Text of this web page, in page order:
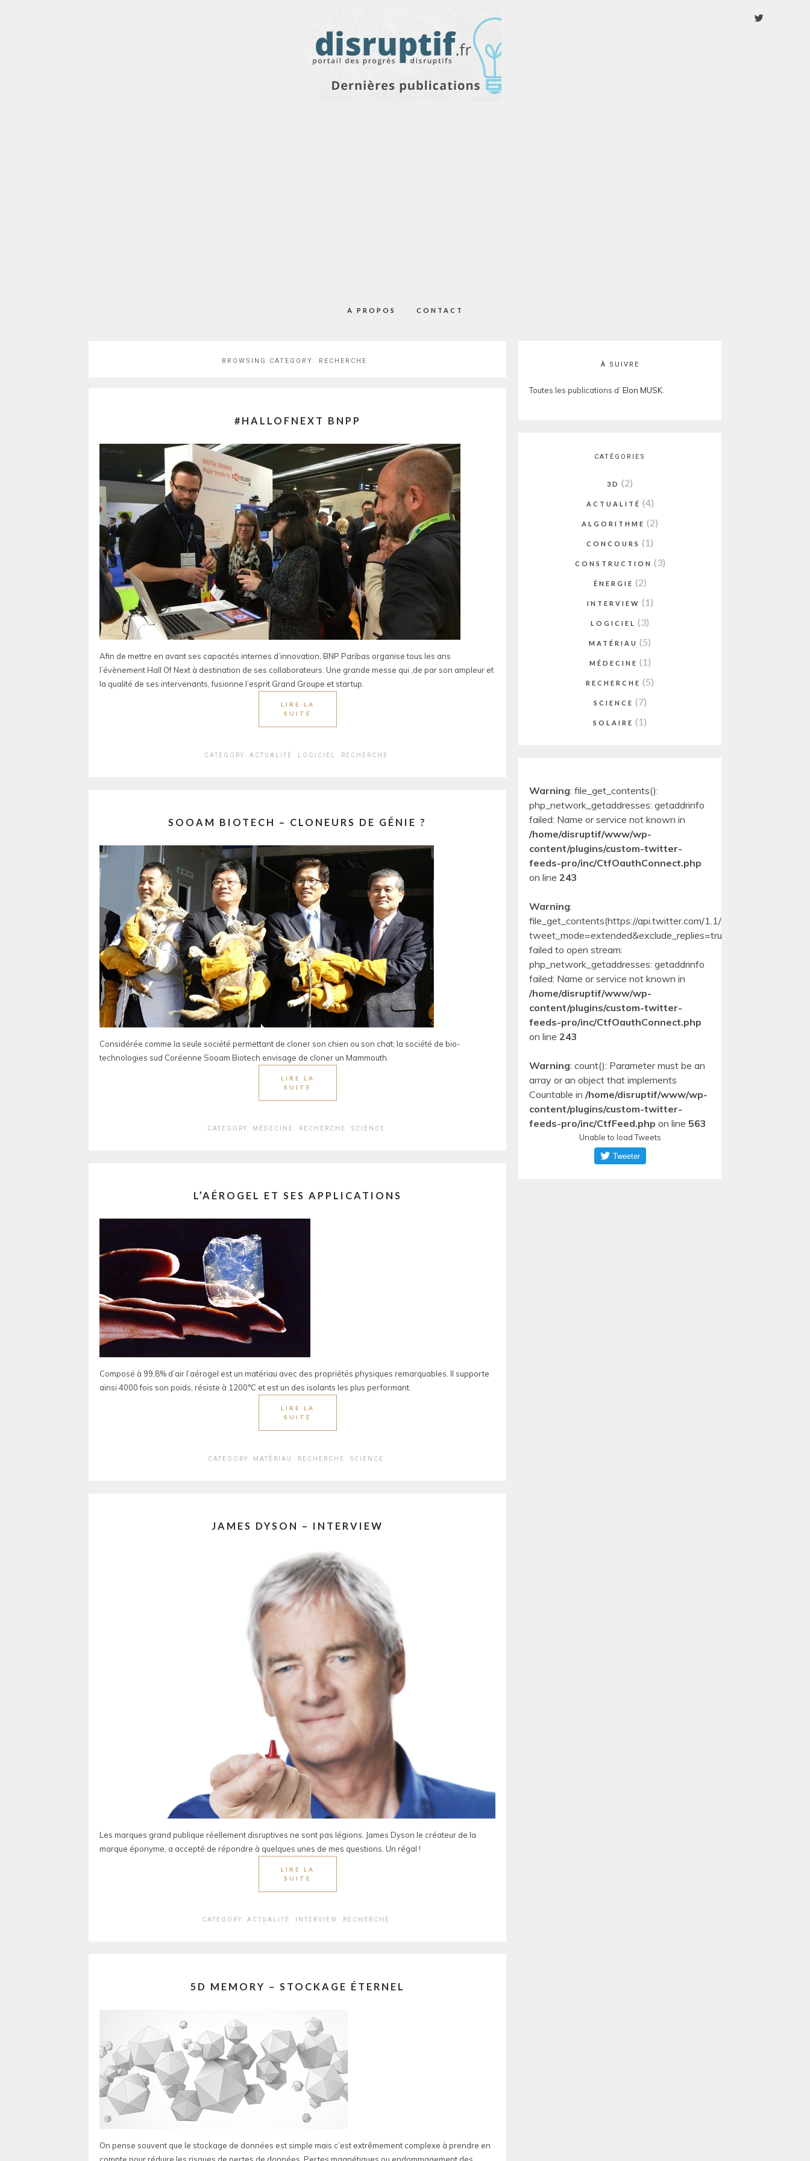
A PROPOS CONTACT
BROWSING CATEGORY: RECHERCHE
#HALLOFNEXT BNPP
Afin de mettre en avant ses capacités internes d’innovation, BNP Paribas organise tous les ans
l’évènement Hall Of Next à destination de ses collaborateurs. Une grande messe qui ,de par son ampleur et
la qualité de ses intervenants, fusionne l’esprit Grand Groupe et startup.
LIRE LA
SUITE
CATEGORY: ACTUALITÉ LOGICIEL RECHERCHE
SOOAM BIOTECH – CLONEURS DE GÉNIE ?
Considérée comme la seule société permettant de cloner son chien ou son chat; la société de bio-
technologies sud Coréenne Sooam Biotech envisage de cloner un Mammouth.
LIRE LA
SUITE
CATEGORY: MÉDECINE RECHERCHE SCIENCE
L’AÉROGEL ET SES APPLICATIONS
Composé à 99,8% d’air l’aérogel est un matériau avec des propriétés physiques remarquables. Il supporte
ainsi 4000 fois son poids, résiste à 1200°C et est un des isolants les plus performant.
LIRE LA
SUITE
CATEGORY: MATÉRIAU RECHERCHE SCIENCE
JAMES DYSON – INTERVIEW
Les marques grand publique réellement disruptives ne sont pas légions. James Dyson le créateur de la
marque éponyme, a accepté de répondre à quelques unes de mes questions. Un régal !
LIRE LA
SUITE
CATEGORY: ACTUALITÉ INTERVIEW RECHERCHE
5D MEMORY – STOCKAGE ÉTERNEL
On pense souvent que le stockage de données est simple mais c’est extrêmement complexe à prendre en
À SUIVRE
Toutes les publications d’ Elon MUSK
CATÉGORIES
3D (2)
ACTUALITÉ (4)
ALGORITHME (2)
CONCOURS (1)
CONSTRUCTION (3)
ÉNERGIE (2)
INTERVIEW (1)
LOGICIEL (3)
MATÉRIAU (5)
MÉDECINE (1)
RECHERCHE (5)
SCIENCE (7)
SOLAIRE (1)
Warning: file_get_contents():
php_network_getaddresses: getaddrinfo
failed: Name or service not known in
/home/disruptif/www/wp-
content/plugins/custom-twitter-
feeds-pro/inc/CtfOauthConnect.php
on line 243
Warning:
file_get_contents(https://api.twitter.com/1.1/statuses/
tweet_mode=extended&exclude_replies=true&count=10):
failed to open stream:
php_network_getaddresses: getaddrinfo
failed: Name or service not known in
/home/disruptif/www/wp-
content/plugins/custom-twitter-
feeds-pro/inc/CtfOauthConnect.php
on line 243
Warning: count(): Parameter must be an
array or an object that implements
Countable in /home/disruptif/www/wp-
content/plugins/custom-twitter-
feeds-pro/inc/CtfFeed.php on line 563
Unable to load Tweets